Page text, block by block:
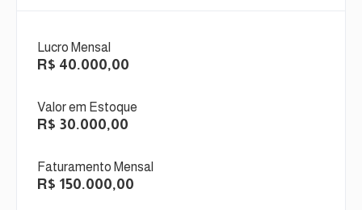
Lucro Mensal
R$ 40.000,00
Valor em Estoque
R$ 30.000,00
Faturamento Mensal
R$ 150.000,00